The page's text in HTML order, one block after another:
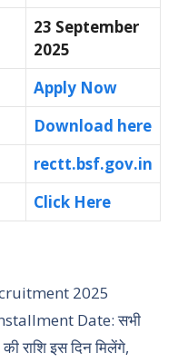
23 September
2025
Apply Now
Download here
rectt.bsf.gov.in
Click Here
2025
Date: सभी
राशि इस दिन मिलेंगे,